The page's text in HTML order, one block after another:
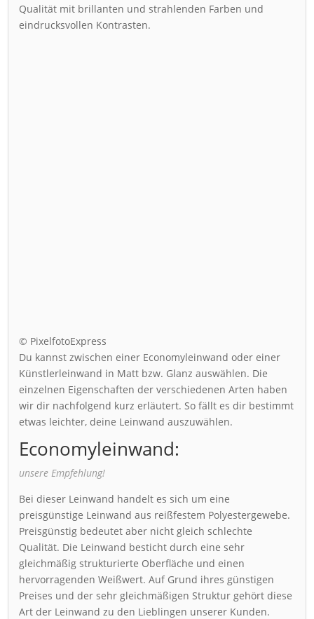
Qualität mit brillanten und strahlenden Farben und
eindrucksvollen Kontrasten.
© PixelfotoExpress
Du kannst zwischen einer Economyleinwand oder einer
Künstlerleinwand in Matt bzw. Glanz auswählen. Die
einzelnen Eigenschaften der verschiedenen Arten haben
wir dir nachfolgend kurz erläutert. So fällt es dir bestimmt
etwas leichter, deine Leinwand auszuwählen.
Economyleinwand:
unsere Empfehlung!
Bei dieser Leinwand handelt es sich um eine
preisgünstige Leinwand aus reißfestem Polyestergewebe.
Preisgünstig bedeutet aber nicht gleich schlechte
Qualität. Die Leinwand besticht durch eine sehr
gleichmäßig strukturierte Oberfläche und einen
hervorragenden Weißwert. Auf Grund ihres günstigen
Preises und der sehr gleichmäßigen Struktur gehört diese
Art der Leinwand zu den Lieblingen unserer Kunden.